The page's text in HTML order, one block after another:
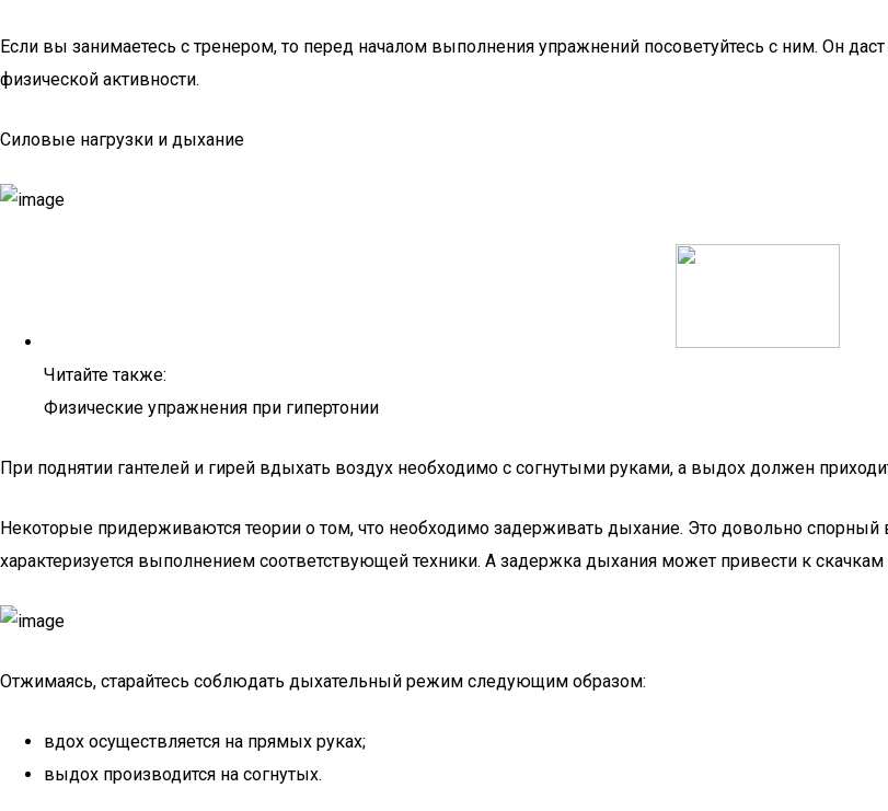
Если вы занимаетесь с тренером, то перед началом выполнения упражнений посоветуйтесь с ним. Он
физической активности.
Силовые нагрузки и дыхание
Читайте также:
Физические упражнения при гипертонии
При поднятии гантелей и гирей вдыхать воздух необходимо с согнутыми руками, а выдох должен
Некоторые придерживаются теории о том, что необходимо задерживать дыхание. Это довольно
характеризуется выполнением соответствующей техники. А задержка дыхания может привести к
Отжимаясь, старайтесь соблюдать дыхательный режим следующим образом:
вдох осуществляется на прямых руках;
выдох производится на согнутых.